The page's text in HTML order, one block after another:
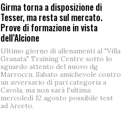
Girma torna a disposizione di
Tesser, ma resta sul mercato.
Prove di formazione in vista
dell’Alcione
Ultimo giorno di allenamenti al "Villa
Granata" Training Centre sotto lo
sguardo attento del nuovo dg
Marroccu. Sabato amichevole contro
un avversario di pari categoria a
Cavola, ma non sarà l'ultima:
mercoledì 12 agosto possibile test
ad Arceto.